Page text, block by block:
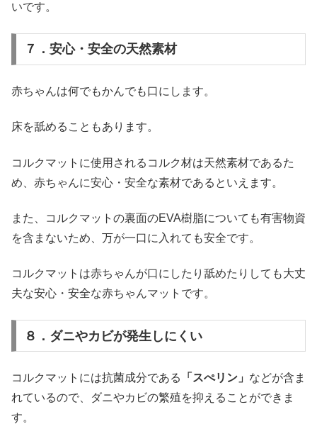
いです。
７．安心・安全の天然素材
赤ちゃんは何でもかんでも口にします。
床を舐めることもあります。
コルクマットに使用されるコルク材は天然素材であるた
め、赤ちゃんに安心・安全な素材であるといえます。
また、コルクマットの裏面のEVA樹脂についても有害物資
を含まないため、万が一口に入れても安全です。
コルクマットは赤ちゃんが口にしたり舐めたりしても大丈
夫な安心・安全な赤ちゃんマットです。
８．ダニやカビが発生しにくい
コルクマットには抗菌成分である 「スぺリン」 などが含ま
れているので、ダニやカビの繁殖を抑えることができま
す。